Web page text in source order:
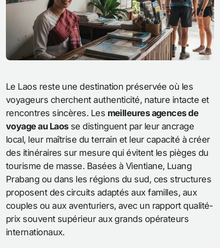
Le Laos reste une destination préservée où les
voyageurs cherchent authenticité, nature intacte et
rencontres sincères. Les meilleures agences de
voyage au Laosse distinguent par leur ancrage
local, leur maîtrise du terrain et leur capacité à créer
des itinéraires sur mesure qui évitent les pièges du
tourisme de masse. Basées à Vientiane, Luang
Prabang ou dans les régions du sud, ces structures
proposent des circuits adaptés aux familles, aux
couples ou aux aventuriers, avec un rapport qualité-
prix souvent supérieur aux grands opérateurs
internationaux.